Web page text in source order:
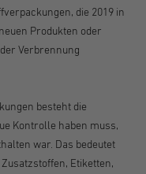
die 2019 in
Produkten oder
Verbrennung
besteht die
Kontrolle haben muss,
war. Das bedeutet
Etiketten,